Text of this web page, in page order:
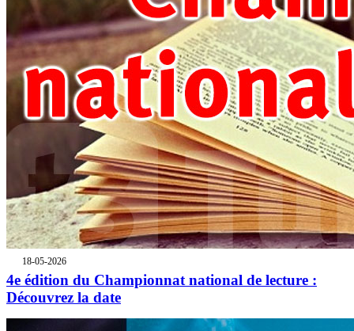
18-05-2026
4e édition du Championnat national de lecture :
Découvrez la date